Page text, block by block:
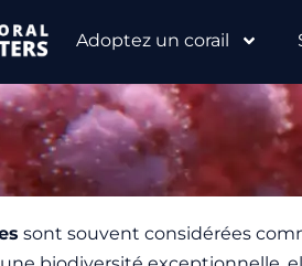
Adoptez un corail
sont souvent considérées